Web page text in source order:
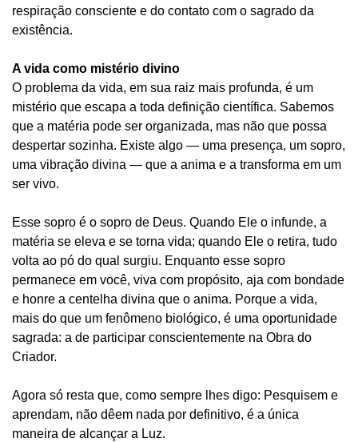
respiração consciente e do contato com o sagrado da
existência.
A vida como mistério divino
O problema da vida, em sua raiz mais profunda, é um
mistério que escapa a toda definição científica. Sabemos
que a matéria pode ser organizada, mas não que possa
despertar sozinha. Existe algo — uma presença, um sopro,
uma vibração divina — que a anima e a transforma em um
ser vivo.
Esse sopro é o sopro de Deus. Quando Ele o infunde, a
matéria se eleva e se torna vida; quando Ele o retira, tudo
volta ao pó do qual surgiu. Enquanto esse sopro
permanece em você, viva com propósito, aja com bondade
e honre a centelha divina que o anima. Porque a vida,
mais do que um fenômeno biológico, é uma oportunidade
sagrada: a de participar conscientemente na Obra do
Criador.
Agora só resta que, como sempre lhes digo: Pesquisem e
aprendam, não dêem nada por definitivo, é a única
maneira de alcançar a Luz.